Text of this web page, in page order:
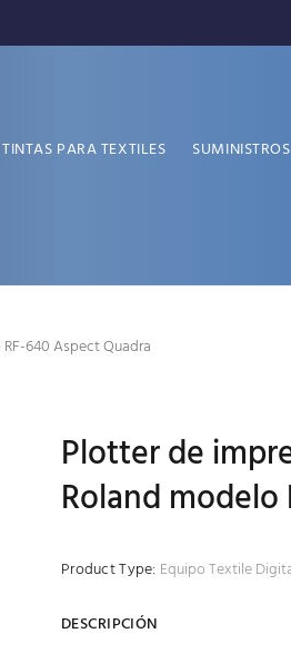
TINTAS PARA TEXTILES
640 Aspect Quadra
Plotter de
Roland modelo
Product Type: Equipo Textile
DESCRIPCIÓN